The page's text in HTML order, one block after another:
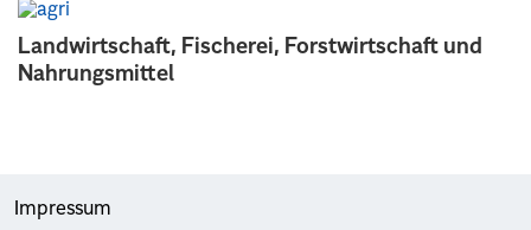
Landwirtschaft, Fischerei, Forstwirtschaft und
Nahrungsmittel
Impressum